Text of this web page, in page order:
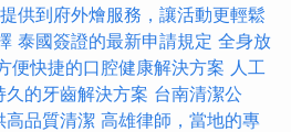
提供到府外燴服務，讓活動更輕鬆
泰國簽證的最新申請規定 全身放
便快捷的口腔健康解決方案 人工
的牙齒解決方案 台南清潔公
高品質清潔 高雄律師，當地的專